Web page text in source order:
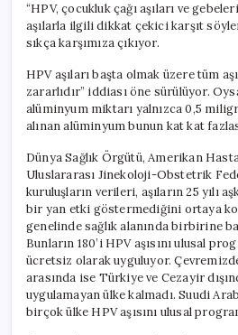
“HPV, çocukluk çağı aşıları ve
aşılarla ilgili dikkat çekici karşıt
sıkça karşımıza çıkıyor.
HPV aşıları başta olmak üzere tüm
zararlıdır” iddiası öne sürülüyor.
alüminyum miktarı yalnızca 0,5
alınan alüminyum bunun kat kat
Dünya Sağlık Örgütü, Amerikan
Uluslararası Jinekoloji-Obstetrik
kuruluşların verileri, aşıların 25 yılı
bir yan etki göstermediğini ortaya
genelinde sağlık alanında birbirine
Bunların 180’i HPV aşısını ulusal
ücretsiz olarak uyguluyor.
arasında ise Türkiye ve Cezayir
uygulamayan ülke kalmadı. Suudi
birçok ülke HPV aşısını ulusal